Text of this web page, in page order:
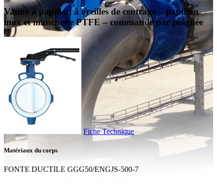
Vanne à papillon à oreilles de centrage – papillon
inox et manchette PTFE – commande par poignée
Fiche Technique
Matériaux du corps
FONTE DUCTILE GGG50/ENGJS-500-7